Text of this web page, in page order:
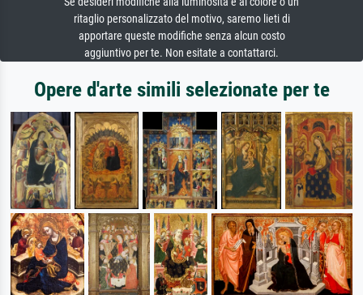
ritaglio personalizzato del motivo, saremo lieti di
apportare queste modifiche senza alcun costo
aggiuntivo per te. Non esitate a contattarci.
Opere d'arte simili selezionate per te